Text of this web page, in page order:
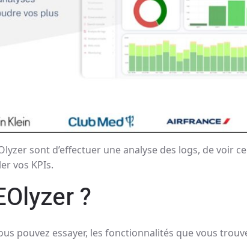
sont d’effectuer une analyse des logs, de voir
vos KPIs.
?
pouvez essayer, les fonctionnalités que vous